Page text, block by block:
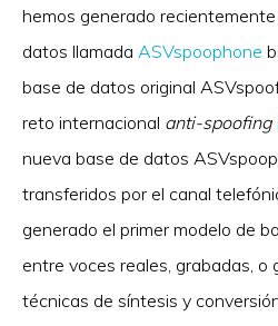
hemos generado
datos llamada ASVspoophone
base de datos original
reto internacional anti-spoofing
nueva base de datos
transferidos por el canal
generado el primer modelo de
entre voces reales, grabadas, o
técnicas de síntesis y